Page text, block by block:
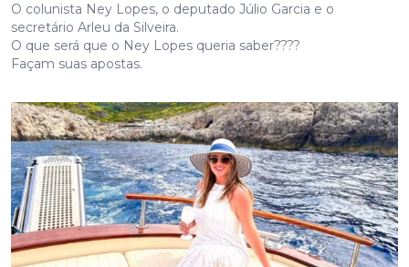
O colunista Ney Lopes, o deputado Júlio Garcia e o
secretário Arleu da Silveira.
O que será que o Ney Lopes queria saber????
Façam suas apostas.